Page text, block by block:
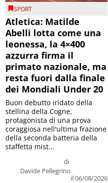
SPORT
Atletica: Matilde
Abelli lotta come una
leonessa, la 4×400
azzurra firma il
primato nazionale, ma
resta fuori dalla finale
dei Mondiali Under 20
di
Davide Pellegrino
il 06/08/2026
Buon debutto iridato della
stellina della Cogne,
protagonista di una prova
coraggiosa nell'ultima frazione
della seconda batteria della
staffetta mist...